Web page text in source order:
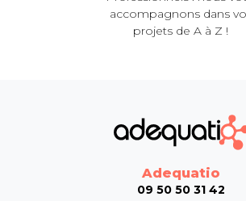
accompagnons dans
projets de A à Z !
Adequatio
09 50 50 31 42